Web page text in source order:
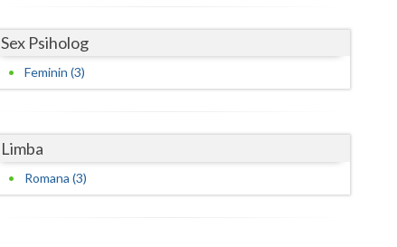
Sex Psiholog
Feminin (3)
Limba
Romana (3)